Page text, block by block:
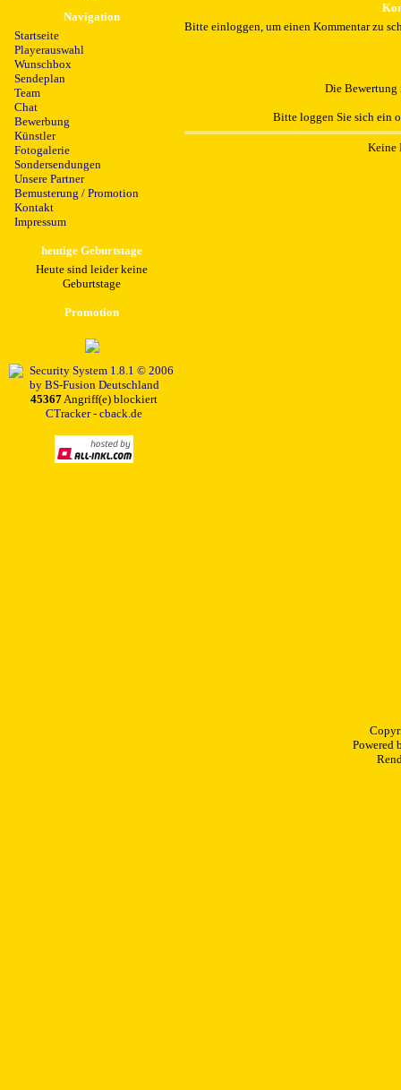
Navigation
Startseite
Playerauswahl
Wunschbox
Sendeplan
Team
Chat
Bewerbung
Künstler
Fotogalerie
Sondersendungen
Unsere Partner
Bemusterung / Promotion
Kontakt
Impressum
heutige Geburtstage
Heute sind leider keine
Geburtstage
Promotion
45367Angriff(e) blockiert
CTracker - cback.de
Bitte einloggen, um einen Kommentar zu
Die
Bitte loggen Sie sich ein
Keine
Powered